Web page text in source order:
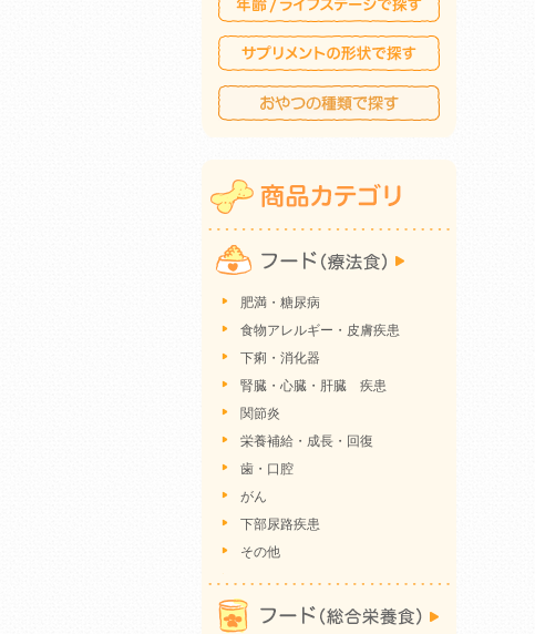
肥満・糖尿病
食物アレルギー・皮膚疾患
下痢・消化器
腎臓・心臓・肝臓 疾患
関節炎
栄養補給・成長・回復
歯・口腔
がん
下部尿路疾患
その他